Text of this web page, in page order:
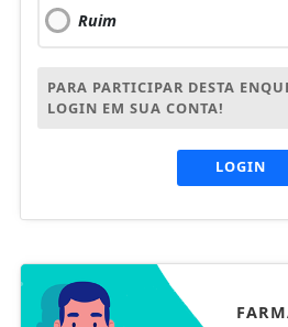
Ruim
PARA PARTICIPAR DESTA
LOGIN EM SUA CONTA!
LOGIN